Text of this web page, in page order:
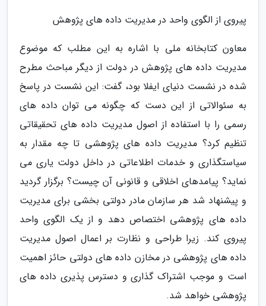
پیروی از الگوی واحد در مدیریت داده های پژوهش
معاون کتابخانه ملی با اشاره به این مطلب که موضوع
مدیریت داده های پژوهش در دولت از دیگر مباحث مطرح
شده در نشست دنیای ایفلا بود، گفت: این نشست در پاسخ
به سئوالاتی از این دست که چگونه می توان داده های
رسمی را با استفاده از اصول مدیریت داده های تحقیقاتی
تنظیم کرد؟ مدیریت داده های پژوهشی تا چه مقدار به
سیاستگذاری و خدمات اطلاعاتی در داخل دولت یاری می
نماید؟ پیامدهای اخلاقی و قانونی آن چیست؟ برگزار گردید
و پیشنهاد شد هر سازمان مادر دولتی بخشی برای مدیریت
داده های پژوهشی اختصاص دهد و از یک الگوی واحد
پیروی کند. زیرا طراحی و نظارت بر اعمال اصول مدیریت
داده های پژوهشی در مخازن داده های دولتی حائز اهمیت
است و موجب اشتراک گذاری و دسترس پذیری داده های
پژوهشی خواهد شد.